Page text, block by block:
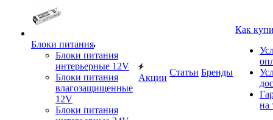
Блоки питания
Блоки питания
интерьерные 12V
Блоки питания
влагозащищенные
12V
Блоки питания
Акции
Статьи Бренды
Как
на